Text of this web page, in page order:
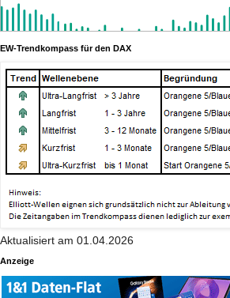
EW-Trendkompass für den DAX
Aktualisiert am 01.04.2026
Anzeige